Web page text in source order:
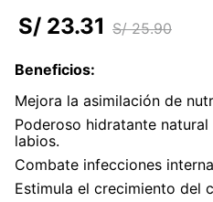
8.
melena leon
9.
stevia
10.
S/ 25.90
S/ 23.31
Beneficios:
Mejora la asimilación de
Poderoso hidratante
labios.
Combate infecciones
Estimula el crecimiento del